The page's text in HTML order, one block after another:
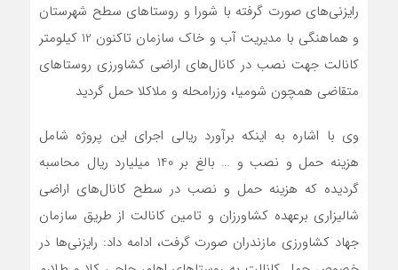
رایزنی‌های صورت گرفته با شورا و روستاهای سطح شهرستان
و هماهنگی با مدیریت آب و خاک سازمان تاکنون 12 کیلومتر
کانالت جهت نصب در کانال‌های اراضی کشاورزی روستاهای
متقاضی همچون شومیا، وزرامحله و ملاکلا حمل گردید
وی با اشاره به اینکه برآورد ریالی اجرای این پروژه شامل
هزینه حمل و نصب و … بالغ بر 140 میلیارد ریال محاسبه
گردیده که هزینه حمل و نصب در سطح کانال‌های اراضی
شالیزاری برعهده کشاورزان و تامین کانالت از طریق سازمان
جهاد کشاورزی مازندران صورت گرفت، ادامه داد: رایزنی‌ها در